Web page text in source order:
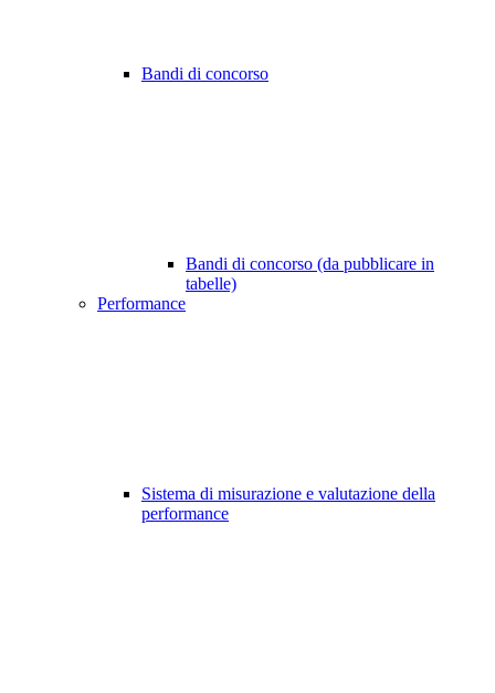
Bandi di concorso
Bandi di concorso (da pubblicare in
tabelle)
Performance
Sistema di misurazione e valutazione della
performance